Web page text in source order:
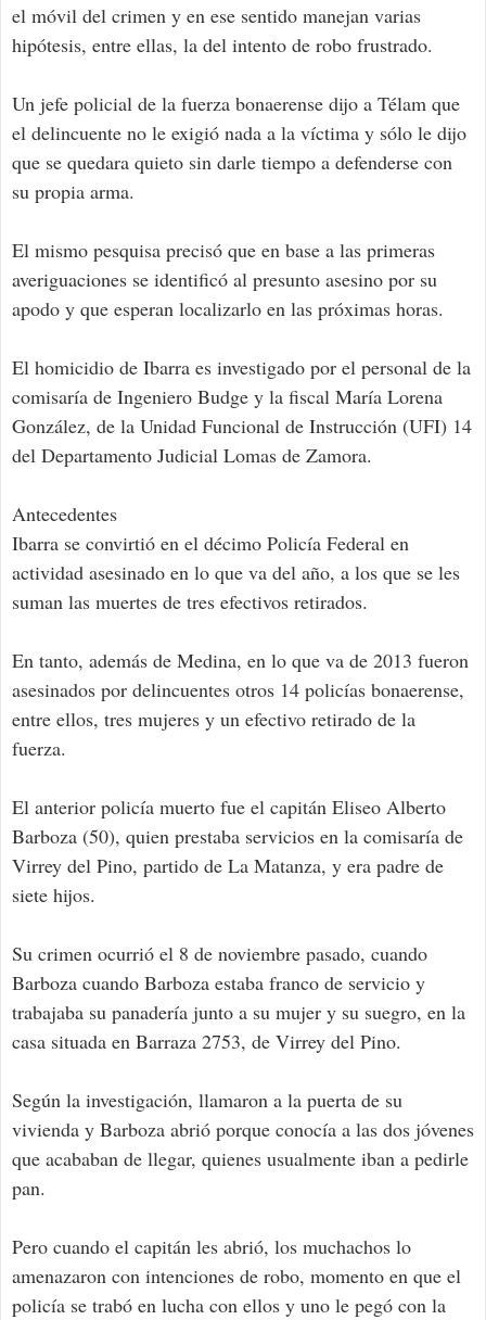
el móvil del crimen y en ese sentido manejan varias
hipótesis, entre ellas, la del intento de robo frustrado.
Un jefe policial de la fuerza bonaerense dijo a Télam que
el delincuente no le exigió nada a la víctima y sólo le dijo
que se quedara quieto sin darle tiempo a defenderse con
su propia arma.
El mismo pesquisa precisó que en base a las primeras
averiguaciones se identificó al presunto asesino por su
apodo y que esperan localizarlo en las próximas horas.
El homicidio de Ibarra es investigado por el personal de la
comisaría de Ingeniero Budge y la fiscal María Lorena
González, de la Unidad Funcional de Instrucción (UFI) 14
del Departamento Judicial Lomas de Zamora.
Antecedentes
Ibarra se convirtió en el décimo Policía Federal en
actividad asesinado en lo que va del año, a los que se les
suman las muertes de tres efectivos retirados.
En tanto, además de Medina, en lo que va de 2013 fueron
asesinados por delincuentes otros 14 policías bonaerense,
entre ellos, tres mujeres y un efectivo retirado de la
fuerza.
El anterior policía muerto fue el capitán Eliseo Alberto
Barboza (50), quien prestaba servicios en la comisaría de
Virrey del Pino, partido de La Matanza, y era padre de
siete hijos.
Su crimen ocurrió el 8 de noviembre pasado, cuando
Barboza cuando Barboza estaba franco de servicio y
trabajaba su panadería junto a su mujer y su suegro, en la
casa situada en Barraza 2753, de Virrey del Pino.
Según la investigación, llamaron a la puerta de su
vivienda y Barboza abrió porque conocía a las dos jóvenes
que acababan de llegar, quienes usualmente iban a pedirle
pan.
Pero cuando el capitán les abrió, los muchachos lo
amenazaron con intenciones de robo, momento en que el
policía se trabó en lucha con ellos y uno le pegó con la